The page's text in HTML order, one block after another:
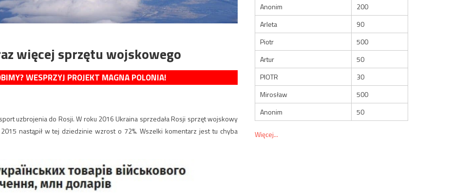
więcej sprzętu wojskowego
WESPRZYJ PROJEKT MAGNA POLONIA!
uzbrojenia do Rosji. W roku 2016 Ukraina sprzedała Rosji sprzęt wojskowy
nastąpił w tej dziedzinie wzrost o 72%. Wszelki komentarz jest tu chyba
Anonim
200
Arleta
90
Piotr
500
Artur
50
PIOTR
30
Mirosław
500
Anonim
50
Więcej...